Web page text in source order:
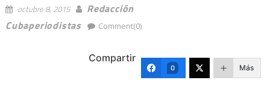
octubre 8, 2015
Redacción
Cubaperiodistas
Comment(0)
Compartir
0 Más